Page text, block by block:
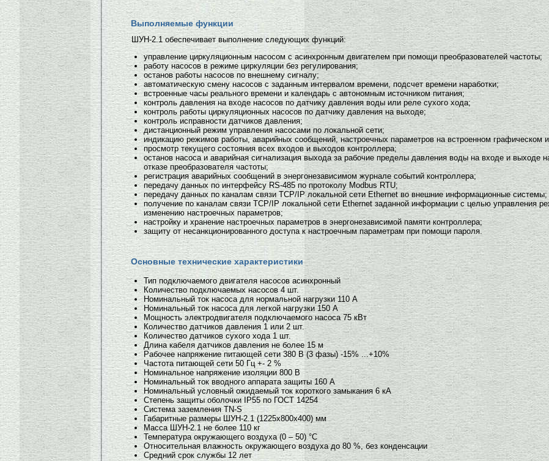
Выполняемые функции
ШУН-2.1 обеспечивает выполнение следующих функций:
управление циркуляционным насосом с асинхронным двигателем при помощи преобразователей частоты;
работу насосов в режиме циркуляции без регулирования;
останов работы насосов по внешнему сигналу;
автоматическую смену насосов с заданным интервалом времени, подсчет времени наработки;
встроенные часы реального времени и календарь с автономным источником питания;
контроль давления на входе насосов по датчику давления воды или реле сухого хода;
контроль работы циркуляционных насосов по датчику давления на выходе;
контроль исправности датчиков давления;
дистанционный режим управления насосами по локальной сети;
индикацию режимов работы, аварийных сообщений, настроечных параметров на встроенном графическом
просмотр текущего состояния всех входов и выходов контроллера;
останов насоса и аварийная сигнализация выхода за рабочие пределы давления воды на входе и выходе
отказе преобразователя частоты;
регистрация аварийных сообщений в энергонезависимом журнале событий контроллера;
передачу данных по интерфейсу RS-485 по протоколу Modbus RTU;
передачу данных по каналам связи TCP/IP локальной сети Ethernet во внешние информационные системы;
получение по каналам связи TCP/IP локальной сети Ethernet заданной информации с целью управления
изменению настроечных параметров;
настройку и хранение настроечных параметров в энергонезависимой памяти контроллера;
защиту от несанкционированного доступа к настроечным параметрам при помощи пароля.
Основные технические характеристики
Тип подключаемого двигателя насосов асинхронный
Количество подключаемых насосов 4 шт.
Номинальный ток насоса для нормальной нагрузки 110 А
Номинальный ток насоса для легкой нагрузки 150 А
Мощность электродвигателя подключаемого насоса 75 кВт
Количество датчиков давления 1 или 2 шт.
Количество датчиков сухого хода 1 шт.
Длина кабеля датчиков давления не более 15 м
Рабочее напряжение питающей сети 380 В (3 фазы) -15% ...+10%
Частота питающей сети 50 Гц +- 2 %
Номинальное напряжение изоляции 800 В
Номинальный ток вводного аппарата защиты 160 А
Номинальный условный ожидаемый ток короткого замыкания 6 кА
Степень защиты оболочки IP55 по ГОСТ 14254
Система заземления TN-S
Габаритные размеры ШУН-2.1 (1225х800х400) мм
Масса ШУН-2.1 не более 110 кг
Температура окружающего воздуха (0 – 50) °С
Относительная влажность окружающего воздуха до 80 %, без конденсации
Средний срок службы 12 лет